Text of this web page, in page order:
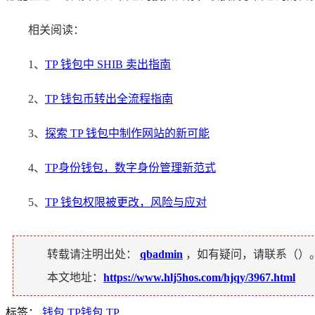
相关阅读：
1、 TP 钱包中 SHIB 卖出指南
2、 TP 钱包币转出全流程指南
3、 探索 TP 钱包中制作网站的新可能
4、 TP身份钱包，数字身份管理新范式
5、 TP 钱包权限被更改，风险与应对
转载请注明出处： qbadmin ，如有疑问，请联系（）
本文地址： https://www.hlj5hos.com/hjqy/3967.html